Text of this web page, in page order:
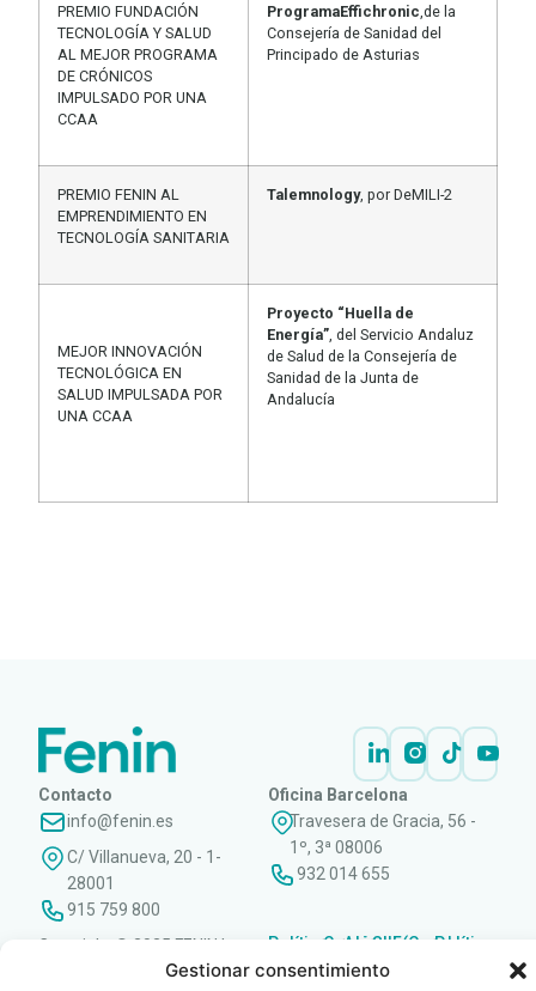
Gestionar consentimiento
PREMIO FUNDACIÓN
TECNOLOGÍA Y SALUD
AL MEJOR PROGRAMA
DE CRÓNICOS
IMPULSADO POR UNA
CCAA
ProgramaEffichronic ,de la
Consejería de Sanidad del
Principado de Asturias
PREMIO FENIN AL
EMPRENDIMIENTO EN
TECNOLOGÍA SANITARIA
Talemnology, por DeMILI-2
MEJOR INNOVACIÓN
TECNOLÓGICA EN
SALUD IMPULSADA POR
UNA CCAA
Proyecto “Huella de
Energía” , del Servicio Andaluz
de Salud de la Consejería de
Sanidad de la Junta de
Andalucía
Contacto
info@fenin.es
C/ Villanueva, 20 - 1-
28001
915 759 800
Oficina Barcelona
Travesera de Gracia, 56 -
1º, 3ª 08006
932 014 655
Copyright © 2025 FENIN |
Todos los derechos
Política
de
|Cookies
|Aviso
legal
|SIIF(Canal
de
|Políticas